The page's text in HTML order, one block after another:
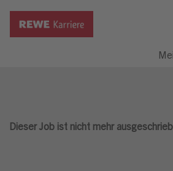
Dieser Job ist nicht mehr